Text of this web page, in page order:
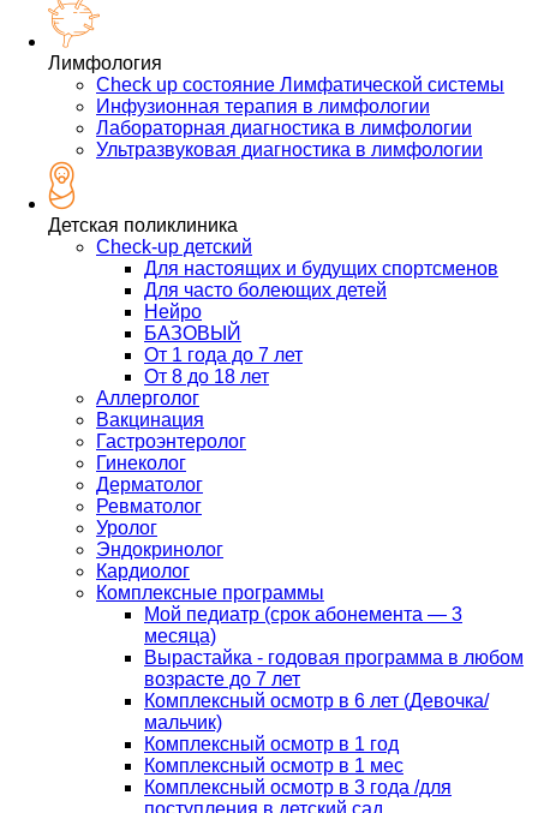
Лимфология
Check up состояние Лимфатической системы
Инфузионная терапия в лимфологии
Лабораторная диагностика в лимфологии
Ультразвуковая диагностика в лимфологии
Детская поликлиника
Check-up детский
Для настоящих и будущих спортсменов
Для часто болеющих детей
Нейро
БАЗОВЫЙ
От 1 года до 7 лет
От 8 до 18 лет
Аллерголог
Вакцинация
Гастроэнтеролог
Гинеколог
Дерматолог
Ревматолог
Уролог
Эндокринолог
Кардиолог
Комплексные программы
Мой педиатр (срок абонемента — 3
месяца)
Вырастайка - годовая программа в любом
возрасте до 7 лет
Комплексный осмотр в 6 лет (Девочка/
мальчик)
Комплексный осмотр в 1 год
Комплексный осмотр в 1 мес
Комплексный осмотр в 3 года /для